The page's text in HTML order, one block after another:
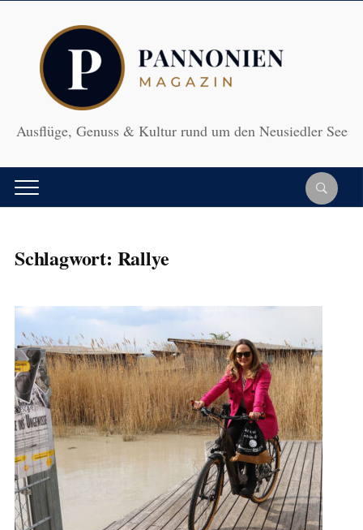
Ausflüge, Genuss & Kultur rund um den Neusiedler See
Schlagwort: Rallye